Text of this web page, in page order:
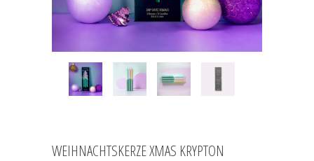
WEIHNACHTSKERZE XMAS KRYPTON